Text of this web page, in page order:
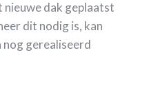
nieuwe dak geplaatst
dit nodig is, kan
nog gerealiseerd